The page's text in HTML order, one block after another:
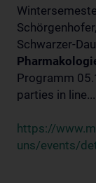
Schwarzer-
Programm
parties in line...
https://
uns/events/